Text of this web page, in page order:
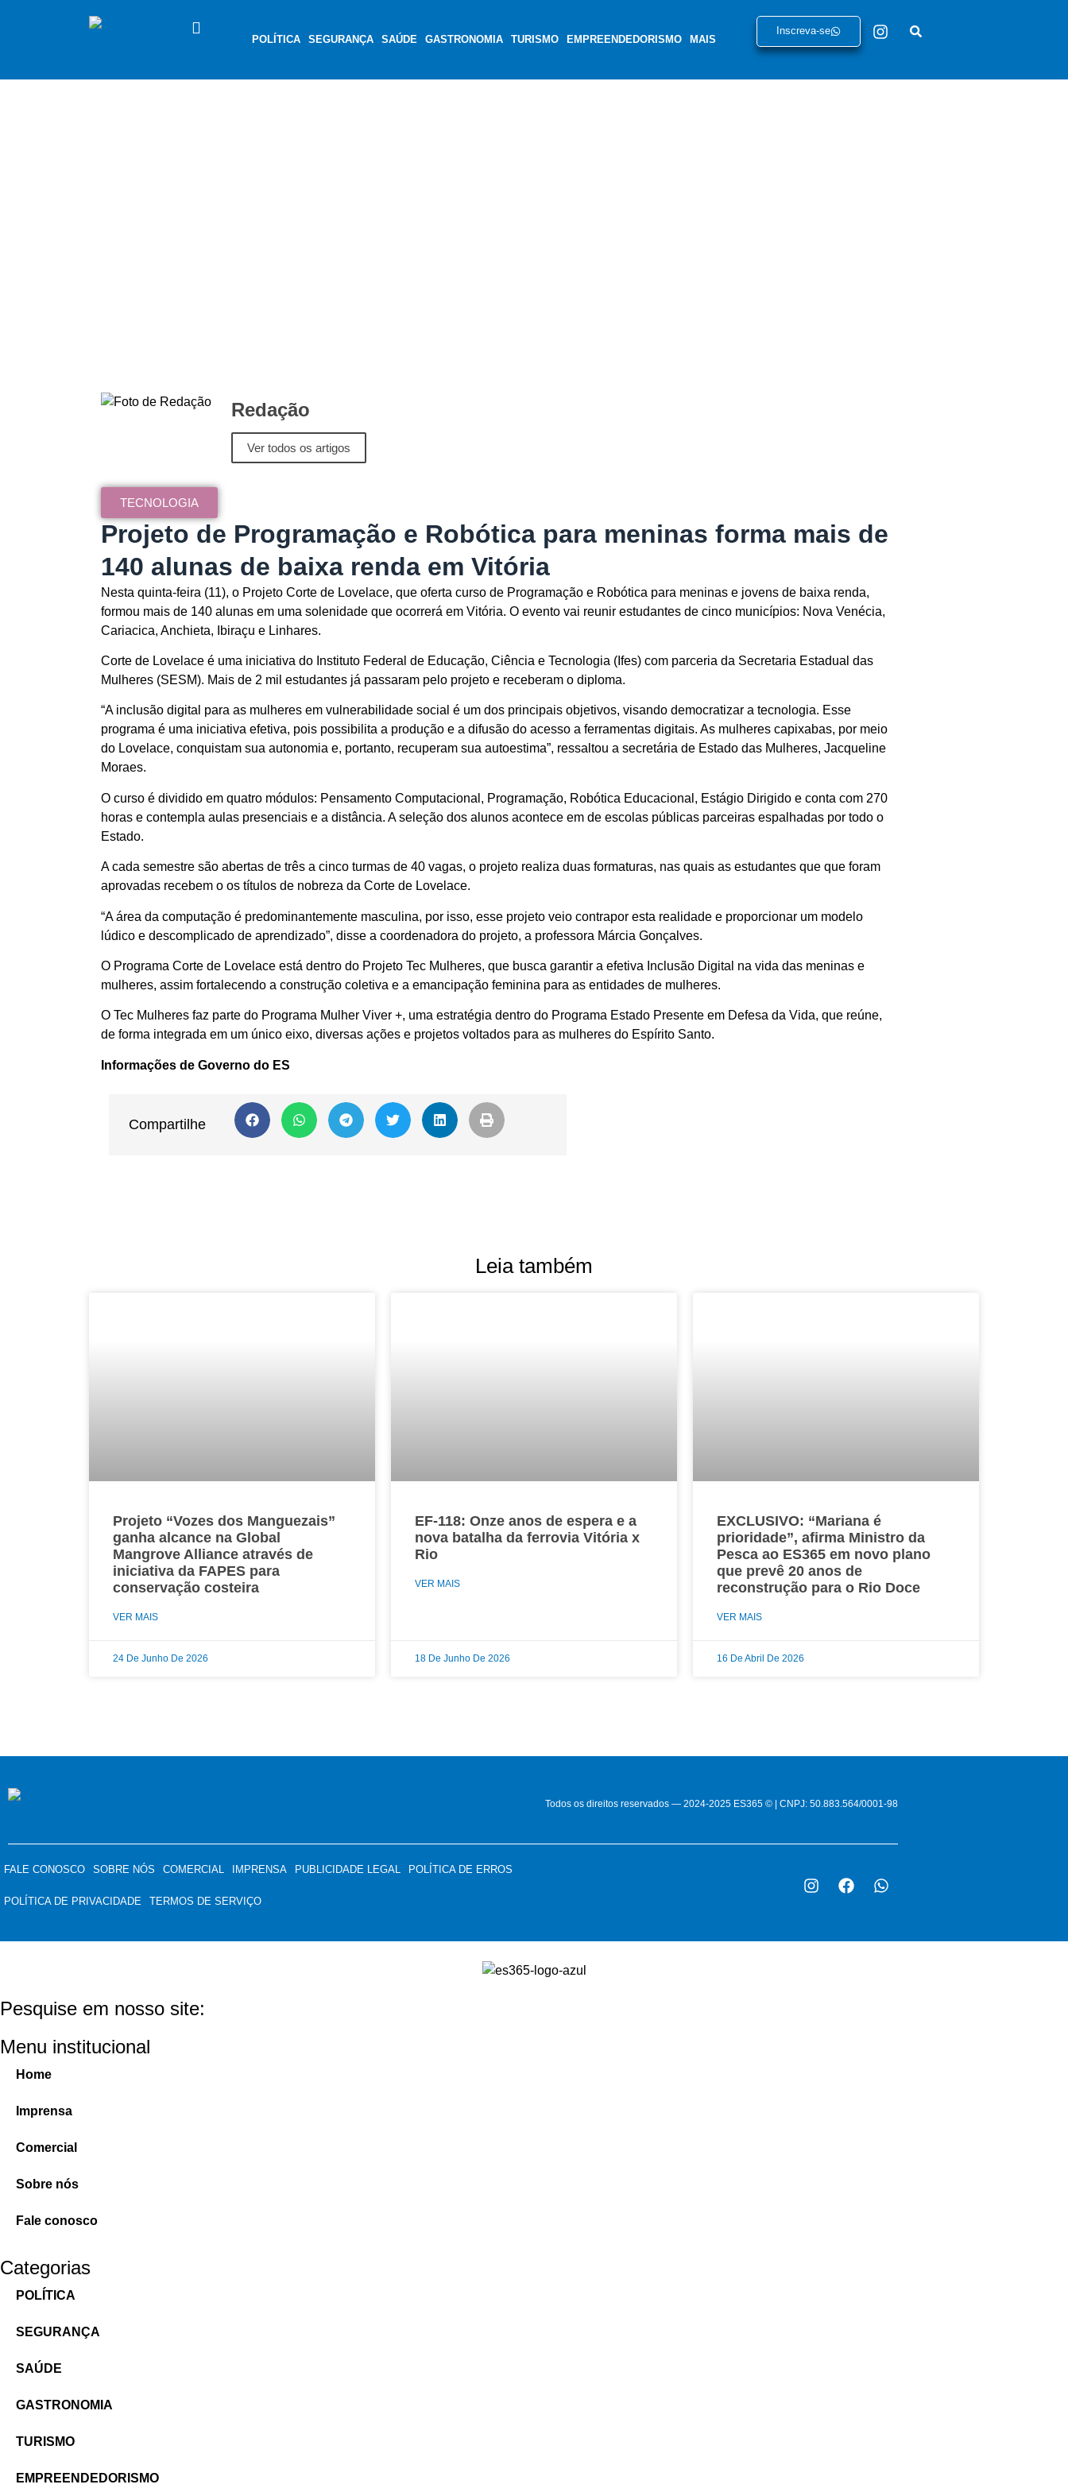
POLÍTICA SEGURANÇA SAÚDE GASTRONOMIA TURISMO EMPREENDEDORISMO MAIS
Inscreva-se
Redação
Ver todos os artigos
TECNOLOGIA
Projeto de Programação e Robótica para meninas forma mais de
140 alunas de baixa renda em Vitória
Nesta quinta-feira (11), o Projeto Corte de Lovelace, que oferta curso de Programação e Robótica para meninas e jovens de baixa renda,
formou mais de 140 alunas em uma solenidade que ocorrerá em Vitória. O evento vai reunir estudantes de cinco municípios: Nova Venécia,
Cariacica, Anchieta, Ibiraçu e Linhares.
Corte de Lovelace é uma iniciativa do Instituto Federal de Educação, Ciência e Tecnologia (Ifes) com parceria da Secretaria Estadual das
Mulheres (SESM). Mais de 2 mil estudantes já passaram pelo projeto e receberam o diploma.
“A inclusão digital para as mulheres em vulnerabilidade social é um dos principais objetivos, visando democratizar a tecnologia. Esse
programa é uma iniciativa efetiva, pois possibilita a produção e a difusão do acesso a ferramentas digitais. As mulheres capixabas, por meio
do Lovelace, conquistam sua autonomia e, portanto, recuperam sua autoestima”, ressaltou a secretária de Estado das Mulheres, Jacqueline
Moraes.
O curso é dividido em quatro módulos: Pensamento Computacional, Programação, Robótica Educacional, Estágio Dirigido e conta com 270
horas e contempla aulas presenciais e a distância. A seleção dos alunos acontece em de escolas públicas parceiras espalhadas por todo o
Estado.
A cada semestre são abertas de três a cinco turmas de 40 vagas, o projeto realiza duas formaturas, nas quais as estudantes que que foram
aprovadas recebem o os títulos de nobreza da Corte de Lovelace.
“A área da computação é predominantemente masculina, por isso, esse projeto veio contrapor esta realidade e proporcionar um modelo
lúdico e descomplicado de aprendizado”, disse a coordenadora do projeto, a professora Márcia Gonçalves.
O Programa Corte de Lovelace está dentro do Projeto Tec Mulheres, que busca garantir a efetiva Inclusão Digital na vida das meninas e
mulheres, assim fortalecendo a construção coletiva e a emancipação feminina para as entidades de mulheres.
O Tec Mulheres faz parte do Programa Mulher Viver +, uma estratégia dentro do Programa Estado Presente em Defesa da Vida, que reúne,
de forma integrada em um único eixo, diversas ações e projetos voltados para as mulheres do Espírito Santo.
Informações de Governo do ES
Compartilhe
Leia também
Projeto “Vozes dos Manguezais”
ganha alcance na Global
Mangrove Alliance através de
iniciativa da FAPES para
conservação costeira
VER MAIS
24 De Junho De 2026
EF-118: Onze anos de espera e a
nova batalha da ferrovia Vitória x
Rio
VER MAIS
18 De Junho De 2026
EXCLUSIVO: “Mariana é
prioridade”, afirma Ministro da
Pesca ao ES365 em novo plano
que prevê 20 anos de
reconstrução para o Rio Doce
VER MAIS
16 De Abril De 2026
Todos os direitos reservados — 2024-2025 ES365 © | CNPJ: 50.883.564/0001-98
FALE CONOSCO SOBRE NÓS COMERCIAL IMPRENSA PUBLICIDADE LEGAL POLÍTICA DE ERROS
POLÍTICA DE PRIVACIDADE TERMOS DE SERVIÇO
Pesquise em nosso site:
Menu institucional
Home
Imprensa
Comercial
Sobre nós
Fale conosco
Categorias
POLÍTICA
SEGURANÇA
SAÚDE
GASTRONOMIA
TURISMO
EMPREENDEDORISMO